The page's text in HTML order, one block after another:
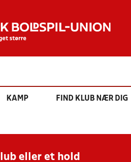
KAMP FIND KLUB NÆR DIG
eller et hold